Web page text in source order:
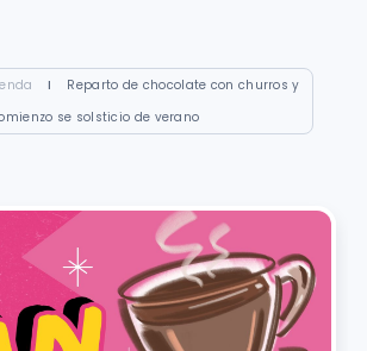
I
Reparto de chocolate con churros y
se solsticio de verano